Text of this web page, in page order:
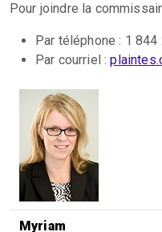
Pour joindre la
Par téléphone : 1
Par courriel :
Myriam